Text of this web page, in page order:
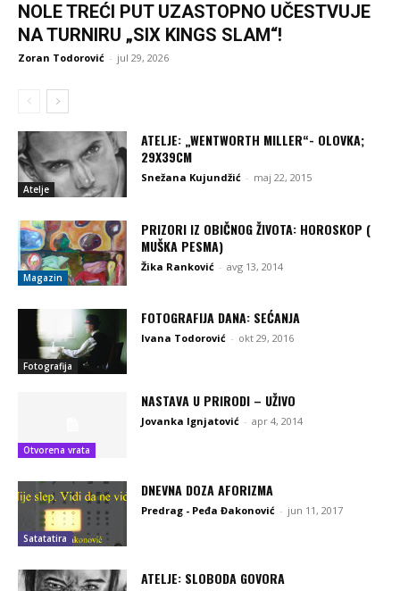
NOLE TREĆI PUT UZASTOPNO UČESTVUJE
NA TURNIRU „SIX KINGS SLAM“!
Zoran Todorović - jul 29, 2026
Atelje
ATELJE: „WENTWORTH MILLER“- OLOVKA;
29X39CM
Snežana Kujundžić - maj 22, 2015
Magazin
PRIZORI IZ OBIČNOG ŽIVOTA: HOROSKOP (
MUŠKA PESMA)
Žika Ranković - avg 13, 2014
Fotografija
FOTOGRAFIJA DANA: SEĆANJA
Ivana Todorović - okt 29, 2016
Otvorena vrata
NASTAVA U PRIRODI – UŽIVO
Jovanka Ignjatović - apr 4, 2014
Satatatira
DNEVNA DOZA AFORIZMA
Predrag - Peđa Đakonović - jun 11, 2017
ATELJE: SLOBODA GOVORA